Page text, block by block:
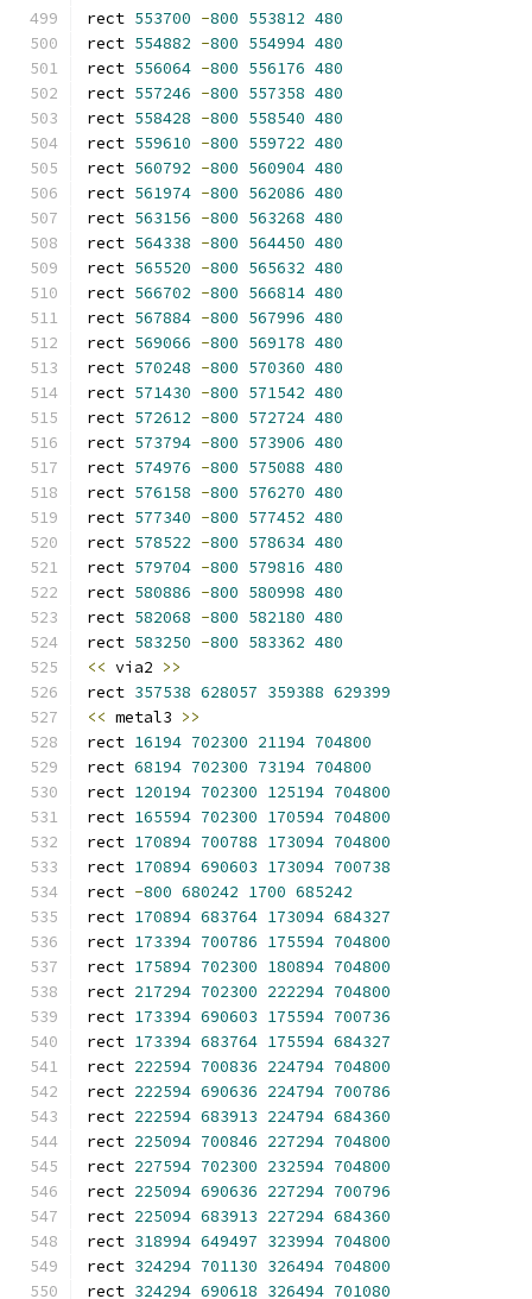
rect 553700 -800 553812 480
rect 554882 -800 554994 480
rect 556064 -800 556176 480
rect 557246 -800 557358 480
rect 558428 -800 558540 480
rect 559610 -800 559722 480
rect 560792 -800 560904 480
rect 561974 -800 562086 480
rect 563156 -800 563268 480
rect 564338 -800 564450 480
rect 565520 -800 565632 480
rect 566702 -800 566814 480
rect 567884 -800 567996 480
rect 569066 -800 569178 480
rect 570248 -800 570360 480
rect 571430 -800 571542 480
rect 572612 -800 572724 480
rect 573794 -800 573906 480
rect 574976 -800 575088 480
rect 576158 -800 576270 480
rect 577340 -800 577452 480
rect 578522 -800 578634 480
rect 579704 -800 579816 480
rect 580886 -800 580998 480
rect 582068 -800 582180 480
rect 583250 -800 583362 480
<< via2 >>
rect 357538 628057 359388 629399
<< metal3 >>
rect 16194 702300 21194 704800
rect 68194 702300 73194 704800
rect 120194 702300 125194 704800
rect 165594 702300 170594 704800
rect 170894 700788 173094 704800
rect 170894 690603 173094 700738
rect -800 680242 1700 685242
rect 170894 683764 173094 684327
rect 173394 700786 175594 704800
rect 175894 702300 180894 704800
rect 217294 702300 222294 704800
rect 173394 690603 175594 700736
rect 173394 683764 175594 684327
rect 222594 700836 224794 704800
rect 222594 690636 224794 700786
rect 222594 683913 224794 684360
rect 225094 700846 227294 704800
rect 227594 702300 232594 704800
rect 225094 690636 227294 700796
rect 225094 683913 227294 684360
rect 318994 649497 323994 704800
rect 324294 701130 326494 704800
rect 324294 690618 326494 701080